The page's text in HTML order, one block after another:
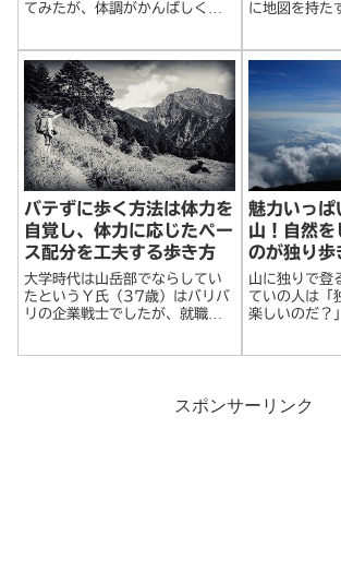
てみたが、体調がかんばしくな
んでいた」「残業続きで疲れて
いる」「風邪ぎみ」「久々に体
を動かしたのできつい」などの
理由はよく聞く話>続きを読む
に地図を持た
GPSと地図
人はいます。
は起きます。
道に迷う・・
てしまうので
バテずに歩く方法は体力を
自覚し、体力に応じたペー
ス配分を工夫する歩き方
大学時代は山岳部でならしてい
たというＹ氏（37歳）はバリバ
リの企業戦士でしたが、就職し
りだして来た現象を知り、再び
山に登りたくな>続きを読む
魅力いっぱ
山！自然を
のが独り歩
山に独りで登
ていの人は「
楽しいのだ？
モクと歩いて
もしものこと
くれる人が誰
スポンサーリンク